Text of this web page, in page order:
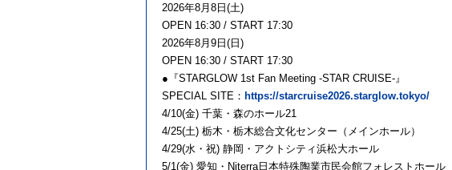
2026年8月8日(土)
OPEN 16:30 / START 17:30
2026年8月9日(日)
OPEN 16:30 / START 17:30
●『STARGLOW 1st Fan Meeting -STAR CRUISE-』
SPECIAL SITE： https://starcruise2026.starglow.tokyo/
4/10(⾦) 千葉・森のホール21
4/25(⼟) 栃⽊・栃⽊総合⽂化センター（メインホール）
4/29(⽔・祝) 静岡・アクトシティ浜松⼤ホール
5/1(⾦) 愛知・Niterra⽇本特殊陶業市⺠会館フォレストホール